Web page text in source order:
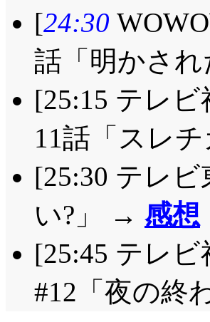
[24:30
話「明かさ
[25:15 テレ
11話「スレ
[25:30 テレビ
い?」 → 感想
[25:45 テレビ
#12「夜の終